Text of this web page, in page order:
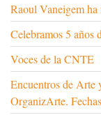
Raoul Vaneigem
Celebramos 5 años
Voces de la CNTE
Encuentros de Arte
OrganizArte.